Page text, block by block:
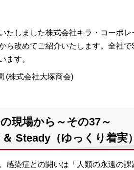
たしました株式会社キラ・コーポ
ら改めてご紹介いたします。全社
ます。
(株式会社大塚商会)
現場から～その37～
Steady（ゆっくり着実
感染症との闘いは「人類の永遠の